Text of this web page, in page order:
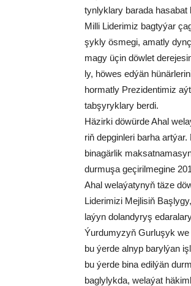
tyn­lyk­la­ry ba­ra­da ha­sa­bat
Mil­li Li­de­ri­miz bag­ty­ýar
şyk­ly ös­me­gi, amat­ly
ma­gy üçin döw­let
ly, hö­wes ed­ýän
hor­mat­ly Pre­zi­den­ti­miz
tab­şy­ryk­la­ry ber­di.
Hä­zir­ki dö­wür­de Ahal
riň dep­gin­le­ri bar­ha
bi­na­gär­lik
dur­mu­şa ge­çi­ril­me­gi­ne
Ahal we­la­ýa­ty­nyň tä­ze
Li­de­ri­mi­zi Mej­li­siň
la­ýyn do­lan­dy­ryş
Ýur­du­my­zyň Gur­lu­şyk
bu ýer­de al­nyp ba­ryl­ýan
bu ýer­de bi­na edil­ýän
bag­ly­lyk­da, we­la­ýat